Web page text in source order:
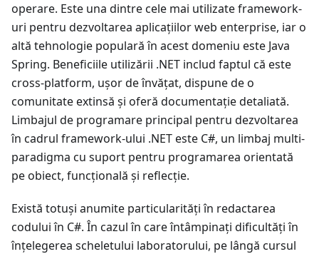
operare. Este una dintre cele mai utilizate framework-
uri pentru dezvoltarea aplicațiilor web enterprise, iar o
altă tehnologie populară în acest domeniu este Java
Spring. Beneficiile utilizării .NET includ faptul că este
cross-platform, ușor de învățat, dispune de o
comunitate extinsă și oferă documentație detaliată.
Limbajul de programare principal pentru dezvoltarea
în cadrul framework-ului .NET este C#, un limbaj multi-
paradigma cu suport pentru programarea orientată
pe obiect, funcțională și reflecție.
Există totuși anumite particularități în redactarea
codului în C#. În cazul în care întâmpinați dificultăți în
înțelegerea scheletului laboratorului, pe lângă cursul